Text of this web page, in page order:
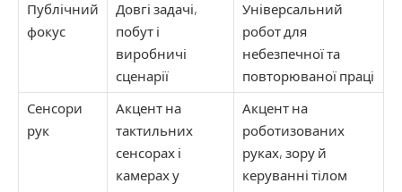
Публічний
фокус
Довгі задачі,
побут і
виробничі
сценарії
Універсальний
робот для
небезпечної та
повторюваної праці
Сенсори
рук
Акцент на
тактильних
сенсорах і
камерах у
Акцент на
роботизованих
руках, зору й
керуванні тілом